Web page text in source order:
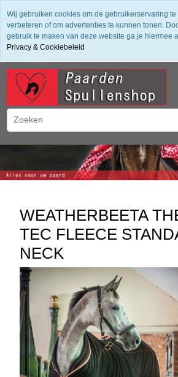
✔ Groot assortiment ✔ De beste
vanaf 50,- (NL) ✔ Achteraf Betalen ✔ 14
winkelwagen
WEATHERBEETA
TEC FLEECE
NECK
Wij gebruiken cookies om de gebruikerservaring te
verbeteren of om advertenties te kunnen tonen.
gebruik te maken van deze website ga je hiermee
Privacy & Cookiebeleid